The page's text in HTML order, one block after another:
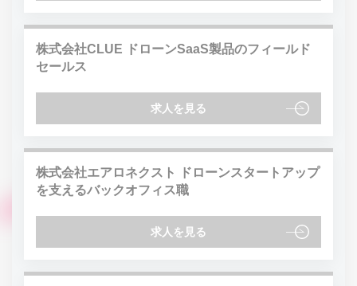
株式会社CLUE ドローンSaaS製品のフィールド
セールス
求人を見る
株式会社エアロネクスト ドローンスタートアップ
を支えるバックオフィス職
求人を見る